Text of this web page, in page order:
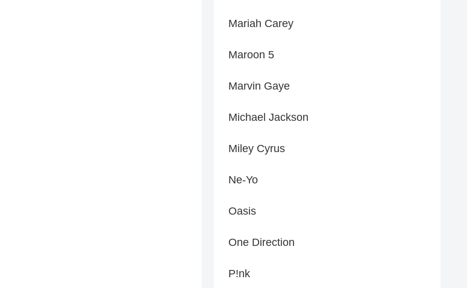
Mariah Carey
Maroon 5
Marvin Gaye
Michael Jackson
Miley Cyrus
Ne-Yo
Oasis
One Direction
P!nk